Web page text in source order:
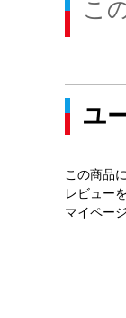
こ
ユ
この商品
レビュー
マイペー